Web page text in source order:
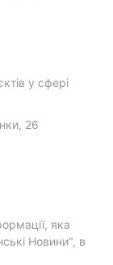
у сфері
26
яка
Новини", в